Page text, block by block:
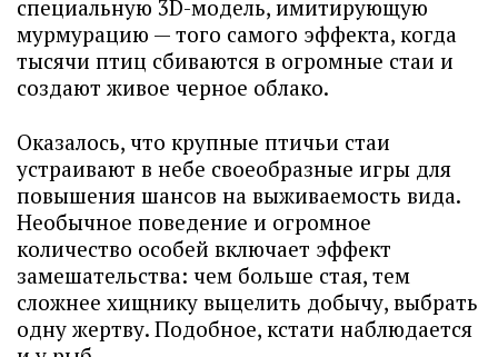
специальную 3D-модель, имитирующую
мурмурацию — того самого эффекта, когда
тысячи птиц сбиваются в огромные стаи и
создают живое черное облако.
Оказалось, что крупные птичьи стаи
устраивают в небе своеобразные игры для
повышения шансов на выживаемость вида.
Необычное поведение и огромное
количество особей включает эффект
замешательства: чем больше стая, тем
сложнее хищнику выцелить добычу, выбрать
одну жертву. Подобное, кстати наблюдается